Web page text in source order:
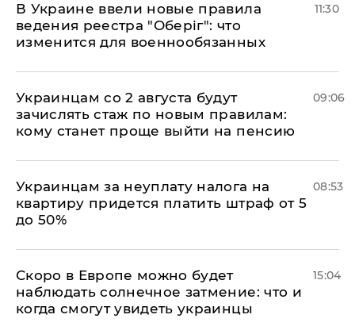
В Украине ввели новые правила
ведения реестра "Оберіг": что
изменится для военнообязанных
11:30
Украинцам со 2 августа будут
зачислять стаж по новым правилам:
кому станет проще выйти на пенсию
09:06
Украинцам за неуплату налога на
квартиру придется платить штраф от 5
до 50%
08:53
Скоро в Европе можно будет
наблюдать солнечное затмение: что и
когда смогут увидеть украинцы
15:04